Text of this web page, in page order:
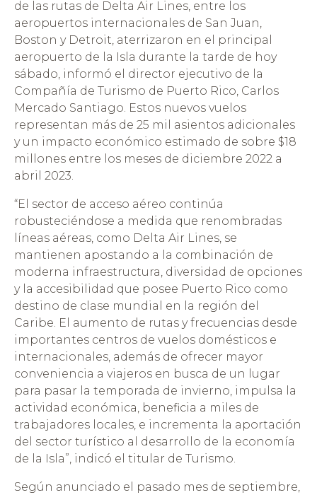
de las rutas de Delta Air Lines, entre los
aeropuertos internacionales de San Juan,
Boston y Detroit, aterrizaron en el principal
aeropuerto de la Isla durante la tarde de hoy
sábado, informó el director ejecutivo de la
Compañía de Turismo de Puerto Rico, Carlos
Mercado Santiago. Estos nuevos vuelos
representan más de 25 mil asientos adicionales
y un impacto económico estimado de sobre $18
millones entre los meses de diciembre 2022 a
abril 2023.
“El sector de acceso aéreo continúa
robusteciéndose a medida que renombradas
líneas aéreas, como Delta Air Lines, se
mantienen apostando a la combinación de
moderna infraestructura, diversidad de opciones
y la accesibilidad que posee Puerto Rico como
destino de clase mundial en la región del
Caribe. El aumento de rutas y frecuencias desde
importantes centros de vuelos domésticos e
internacionales, además de ofrecer mayor
conveniencia a viajeros en busca de un lugar
para pasar la temporada de invierno, impulsa la
actividad económica, beneficia a miles de
trabajadores locales, e incrementa la aportación
del sector turístico al desarrollo de la economía
de la Isla”, indicó el titular de Turismo.
Según anunciado el pasado mes de septiembre,